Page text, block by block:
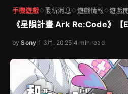
手機遊戲◇最新消息◇遊戲情報◇遊戲
《星隕計畫 Ark Re:Code》【
bySony |1 3月, 2025|4 min read